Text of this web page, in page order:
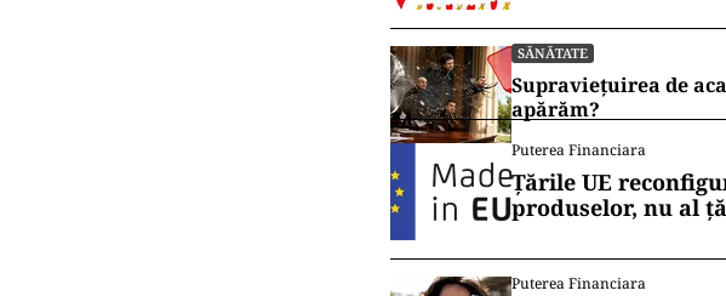
SĂNĂTATE
Supraviețuirea de
apărăm?
Puterea Financiara
Țările UE
produselor, nu al
Puterea Financiara